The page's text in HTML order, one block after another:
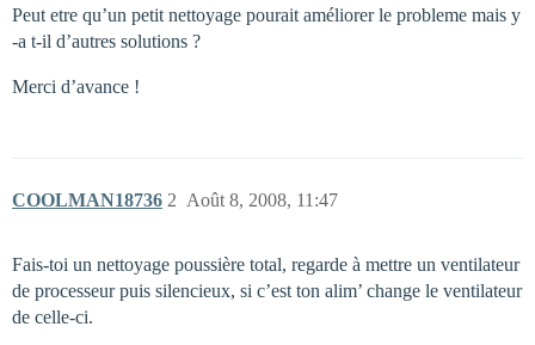
Peut etre qu’un petit nettoyage pourait améliorer le probleme mais y
-a t-il d’autres solutions ?
Merci d’avance !
COOLMAN18736 Août 8, 2008, 11:47
2
Fais-toi un nettoyage poussière total, regarde à mettre un ventilateur
de processeur puis silencieux, si c’est ton alim’ change le ventilateur
de celle-ci.